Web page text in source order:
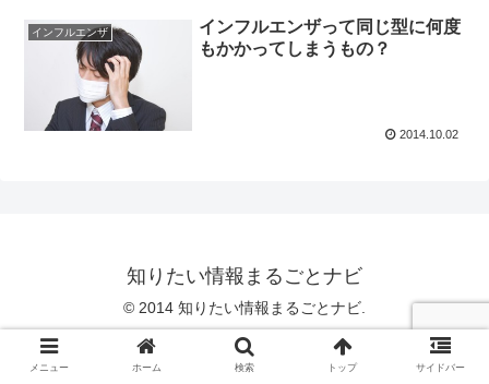
インフルエンザ
インフルエンザって同じ型に何度
もかかってしまうもの？
2014.10.02
知りたい情報まるごとナビ
© 2014 知りたい情報まるごとナビ.
メニュー ホーム 検索 トップ サイドバー